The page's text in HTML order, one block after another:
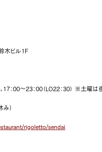
木ビル1F
、17：00～23：00（LO22：30） ※土曜
）
rigoletto/sendai